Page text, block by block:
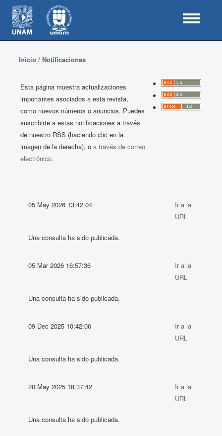
Inicio/ Notificaciones
Esta página muestra actualizaciones
importantes asociados a esta revista,
como nuevos números o anuncios. Puedes
suscribirte a estas notificaciones a través
de nuestro RSS (haciendo clic en la
imagen de la derecha), oa través de correo
electrónico.
05 May 2026 13:42:04
Ir a la
URL
Una consulta ha sido publicada.
05 Mar 2026 16:57:36
Ir a la
URL
Una consulta ha sido publicada.
09 Dec 2025 10:42:06
Ir a la
URL
Una consulta ha sido publicada.
20 May 2025 18:37:42
Ir a la
URL
Una consulta ha sido publicada.